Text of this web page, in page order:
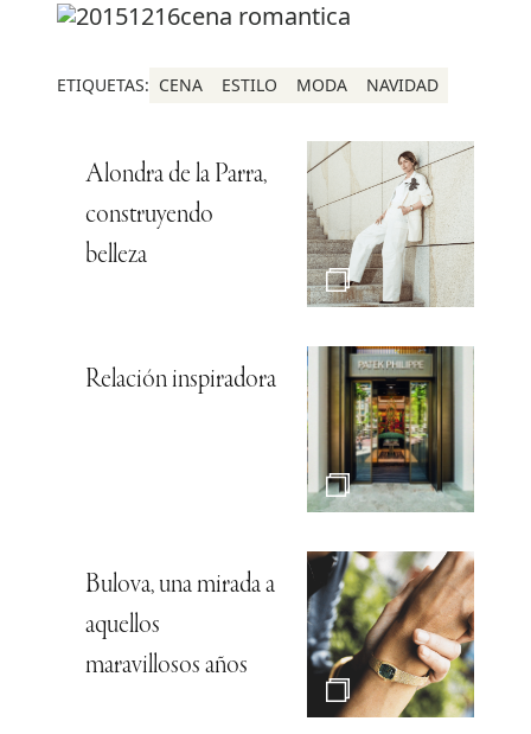
ETIQUETAS: CENA ESTILO MODA NAVIDAD
Alondra de la Parra,
construyendo
belleza
Relación inspiradora
Bulova, una mirada a
aquellos
maravillosos años